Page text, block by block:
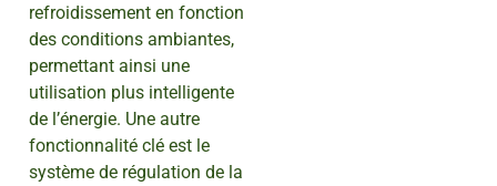
refroidissement en fonction
des conditions ambiantes,
permettant ainsi une
utilisation plus intelligente
de l’énergie. Une autre
fonctionnalité clé est le
système de régulation de la